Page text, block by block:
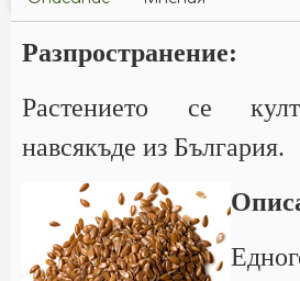
Разпространение:
Растението се
навсякъде из България.